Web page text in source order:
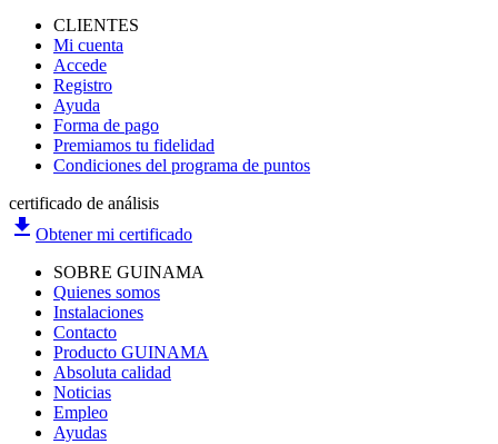
CLIENTES
Mi cuenta
Accede
Registro
Ayuda
Forma de pago
Premiamos tu fidelidad
Condiciones del programa de puntos
certificado de análisis
file_download Obtener mi certificado
SOBRE GUINAMA
Quienes somos
Instalaciones
Contacto
Producto GUINAMA
Absoluta calidad
Noticias
Empleo
Ayudas